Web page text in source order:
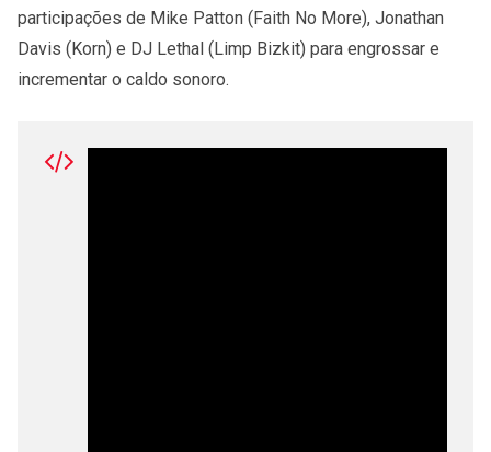
participações de Mike Patton (Faith No More), Jonathan
Davis (Korn) e DJ Lethal (Limp Bizkit) para engrossar e
incrementar o caldo sonoro.